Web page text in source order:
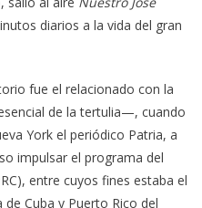
diarios a la vida del gran
fue el relacionado con la
de la tertulia—, cuando
York el periódico Patria, a
impulsar el programa del
entre cuyos fines estaba el
Cuba y Puerto Rico del